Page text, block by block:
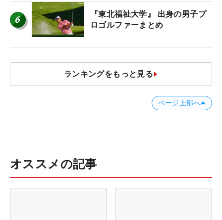
6
『東北福祉大学』 出身の男子プ
ロゴルファーまとめ
ランキングをもっと見る
ページ上部へ
オススメの記事